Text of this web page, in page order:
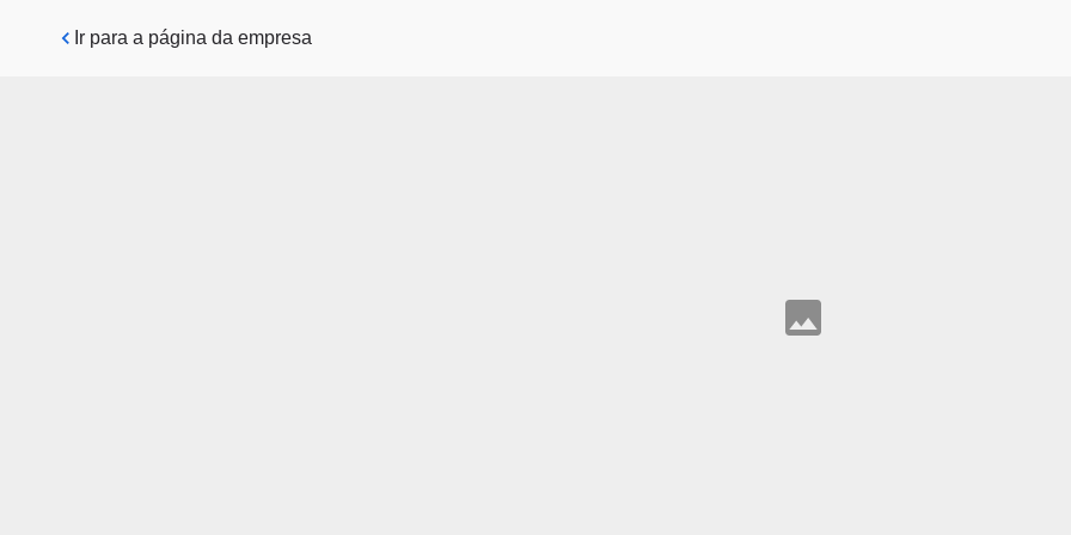
Pular para o conteúdo principal
Ir para a página da empresa